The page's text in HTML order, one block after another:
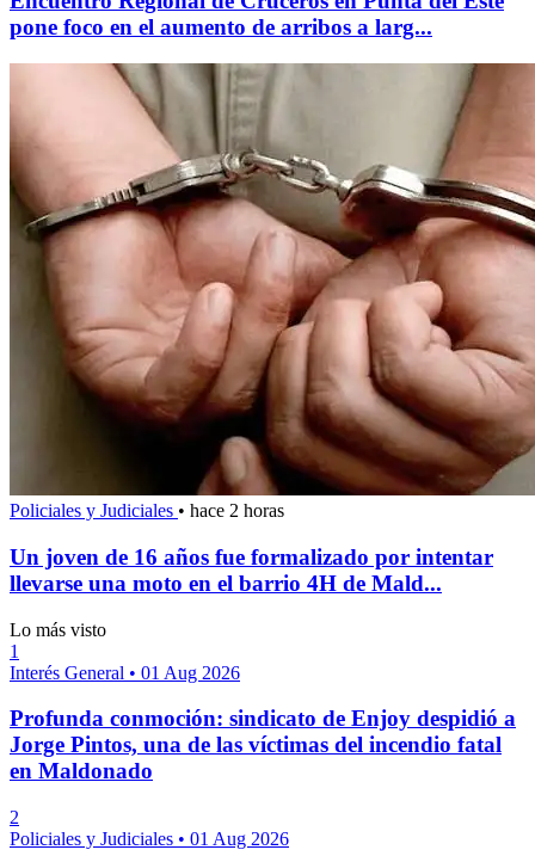
pone foco en el aumento de arribos a larg...
Policiales y Judiciales • hace 2 horas
Un joven de 16 años fue formalizado por intentar
llevarse una moto en el barrio 4H de Mald...
Lo más visto
1
Interés General • 01 Aug 2026
Profunda conmoción: sindicato de Enjoy despidió a
Jorge Pintos, una de las víctimas del incendio fatal
en Maldonado
2
Policiales y Judiciales • 01 Aug 2026